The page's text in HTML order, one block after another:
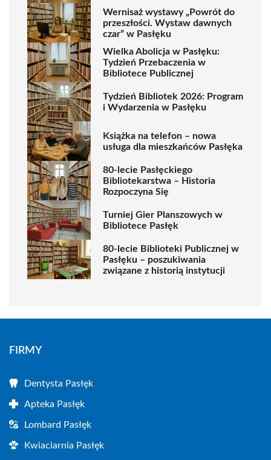
Wernisaż wystawy „Powrót do
przeszłości. Wystaw dawnych
czar” w Pasłęku
Wielka Abolicja w Pasłęku:
Tydzień Przebaczenia w
Bibliotece Publicznej
Tydzień Bibliotek 2026: Program
i Wydarzenia w Pasłęku
Książka na telefon – nowa
usługa dla mieszkańców Pasłęka
80-lecie Pasłęckiego
Bibliotekarstwa – Historia
Rozpoczyna Się
Turniej Gier Planszowych w
Bibliotece Pasłęk
80-lecie Biblioteki Publicznej w
Pasłęku – poszukiwania
związane z historią instytucji
FIRMY
Dentysta Pasłęk
Apteka Pasłęk
Lombard Pasłęk
Kwiaciarnia Pasłęk